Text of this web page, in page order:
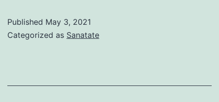
Published May 3, 2021
Categorized as Sanatate